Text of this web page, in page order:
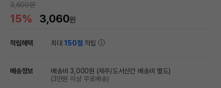
3,600원
15% 3,060원
적립혜택 최대150점 적립
배송정보 배송비 3,000원 (제주/도서산간 배송비 별도)
(3만원 이상 무료배송)